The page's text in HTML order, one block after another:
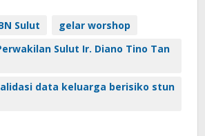
Sulut
gelar worshop
Sulut Ir. Diano Tino Tan
data keluarga berisiko stun